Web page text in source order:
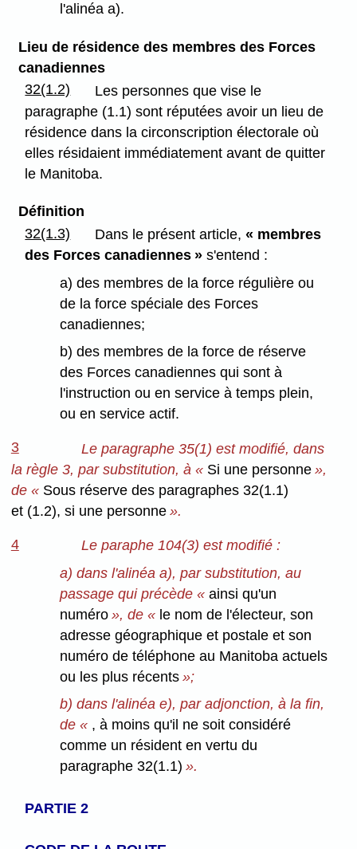
l'alinéa a).
Lieu de résidence des membres des Forces
canadiennes
32(1.2)
Les personnes que vise le
paragraphe (1.1) sont réputées avoir un lieu de
résidence dans la circonscription électorale où
elles résidaient immédiatement avant de quitter
le Manitoba.
Définition
32(1.3)
Dans le présent article,« membres
des Forces canadiennes » s'entend :
a) des membres de la force régulière ou
de la force spéciale des Forces
canadiennes;
b) des membres de la force de réserve
des Forces canadiennes qui sont à
l'instruction ou en service à temps plein,
ou en service actif.
3
Le paragraphe 35(1) est modifié, dans
la règle 3, par substitution, à « Si une personne»,
de « Sous réserve des paragraphes 32(1.1)
et (1.2), si une personne».
4
Le paraphe 104(3) est modifié :
a) dans l'alinéa a), par substitution, au
passage qui précède «ainsi qu'un
numéro », de « le nom de l'électeur, son
adresse géographique et postale et son
numéro de téléphone au Manitoba actuels
ou les plus récents »;
b) dans l'alinéa e), par adjonction, à la fin,
de « , à moins qu'il ne soit considéré
comme un résident en vertu du
paragraphe 32(1.1) ».
PARTIE 2